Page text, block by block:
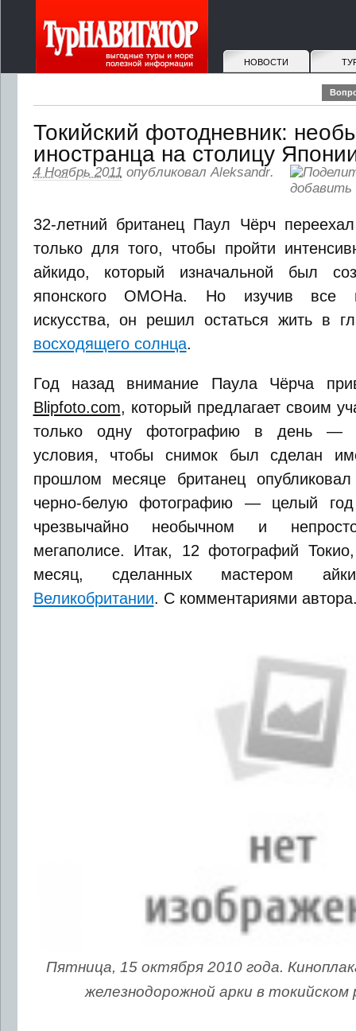
НОВОСТИ
Токийский фотодневник:
иностранца на столицу
4 Ноябрь 2011 опубликовалAleksandr.
32-летний британец Паул Чёрч
только для того, чтобы пройти
айкидо, который изначальной был
японского ОМОНа. Но изучив все
искусства, он решил остаться жить в
восходящего солнца.
Год назад внимание Паула Чёрча
Blipfoto.com, который предлагает своим
только одну фотографию в день —
условия, чтобы снимок был сделан
прошлом месяце британец
черно-белую фотографию — целый
чрезвычайно необычном и
мегаполисе. Итак, 12 фотографий
месяц, сделанных мастером
Великобритании. С комментариями
Пятница, 15 октября 2010 года.
железнодорожной арки в токийском